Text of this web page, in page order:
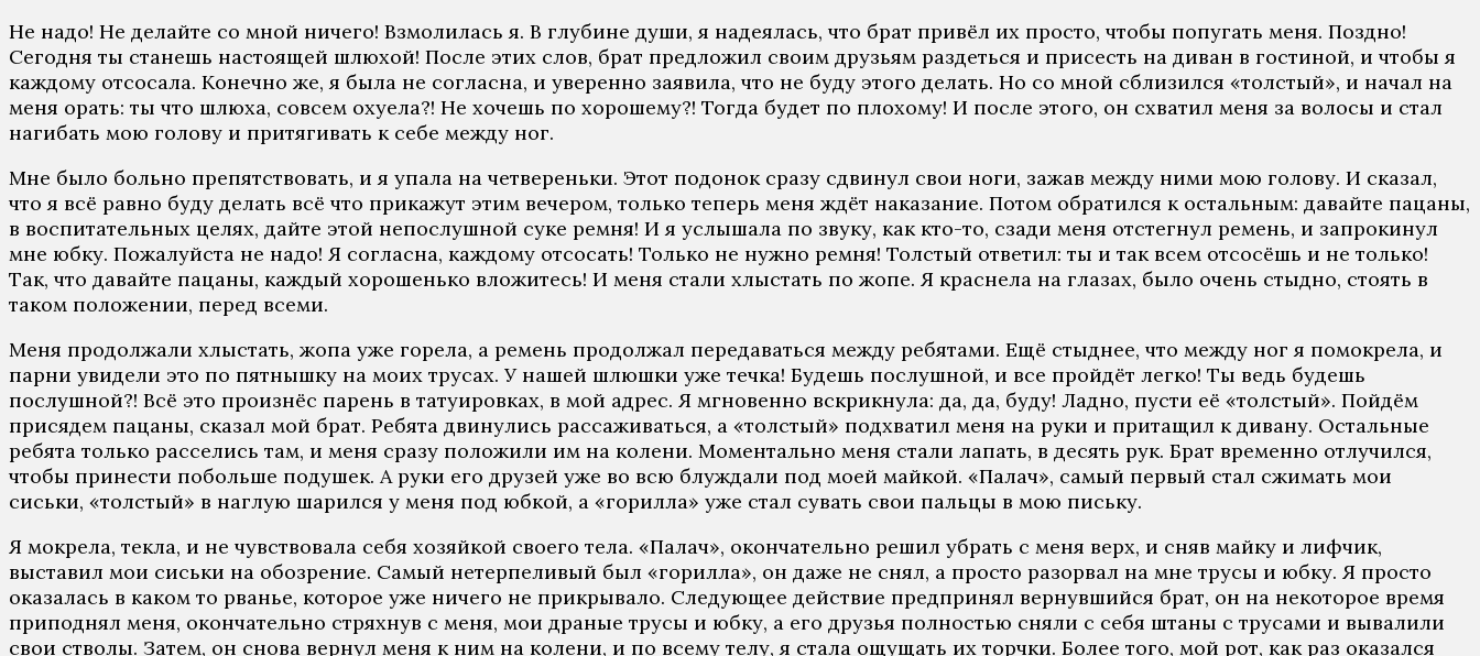
Не надо! Не делайте со мной ничего! Взмолилась я. В глубине души, я надеялась, что брат привёл их просто, чтобы попугать меня. Поздно!
Сегодня ты станешь настоящей шлюхой! После этих слов, брат предложил своим друзьям раздеться и присесть на диван в гостиной, и чтобы я
каждому отсосала. Конечно же, я была не согласна, и уверенно заявила, что не буду этого делать. Но со мной сблизился «толстый», и начал на
меня орать: ты что шлюха, совсем охуела?! Не хочешь по хорошему?! Тогда будет по плохому! И после этого, он схватил меня за волосы и стал
нагибать мою голову и притягивать к себе между ног.
Мне было больно препятствовать, и я упала на четвереньки. Этот подонок сразу сдвинул свои ноги, зажав между ними мою голову. И сказал,
что я всё равно буду делать всё что прикажут этим вечером, только теперь меня ждёт наказание. Потом обратился к остальным: давайте пацаны,
в воспитательных целях, дайте этой непослушной суке ремня! И я услышала по звуку, как кто-то, сзади меня отстегнул ремень, и запрокинул
мне юбку. Пожалуйста не надо! Я согласна, каждому отсосать! Только не нужно ремня! Толстый ответил: ты и так всем отсосёшь и не только!
Так, что давайте пацаны, каждый хорошенько вложитесь! И меня стали хлыстать по жопе. Я краснела на глазах, было очень стыдно, стоять в
таком положении, перед всеми.
Меня продолжали хлыстать, жопа уже горела, а ремень продолжал передаваться между ребятами. Ещё стыднее, что между ног я помокрела, и
парни увидели это по пятнышку на моих трусах. У нашей шлюшки уже течка! Будешь послушной, и все пройдёт легко! Ты ведь будешь
послушной?! Всё это произнёс парень в татуировках, в мой адрес. Я мгновенно вскрикнула: да, да, буду! Ладно, пусти её «толстый». Пойдём
присядем пацаны, сказал мой брат. Ребята двинулись рассаживаться, а «толстый» подхватил меня на руки и притащил к дивану. Остальные
ребята только расселись там, и меня сразу положили им на колени. Моментально меня стали лапать, в десять рук. Брат временно отлучился,
чтобы принести побольше подушек. А руки его друзей уже во всю блуждали под моей майкой. «Палач», самый первый стал сжимать мои
сиськи, «толстый» в наглую шарился у меня под юбкой, а «горилла» уже стал сувать свои пальцы в мою письку.
Я мокрела, текла, и не чувствовала себя хозяйкой своего тела. «Палач», окончательно решил убрать с меня верх, и сняв майку и лифчик,
выставил мои сиськи на обозрение. Самый нетерпеливый был «горилла», он даже не снял, а просто разорвал на мне трусы и юбку. Я просто
оказалась в каком то рванье, которое уже ничего не прикрывало. Следующее действие предпринял вернувшийся брат, он на некоторое время
приподнял меня, окончательно стряхнув с меня, мои драные трусы и юбку, а его друзья полностью сняли с себя штаны с трусами и вывалили
свои стволы. Затем, он снова вернул меня к ним на колени, и по всему телу, я стала ощущать их торчки. Более того, мой рот, как раз оказался